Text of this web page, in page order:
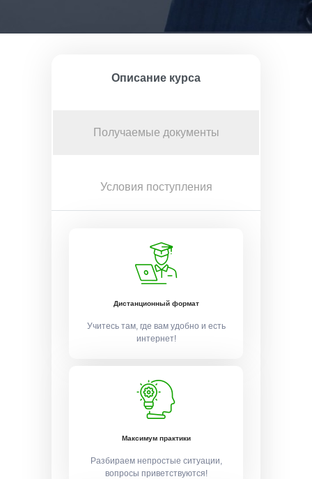
Описание курса
Получаемые документы
Условия поступления
Дистанционный формат
Учитесь там, где вам удобно и есть
интернет!
Максимум практики
Разбираем непростые ситуации,
вопросы приветствуются!